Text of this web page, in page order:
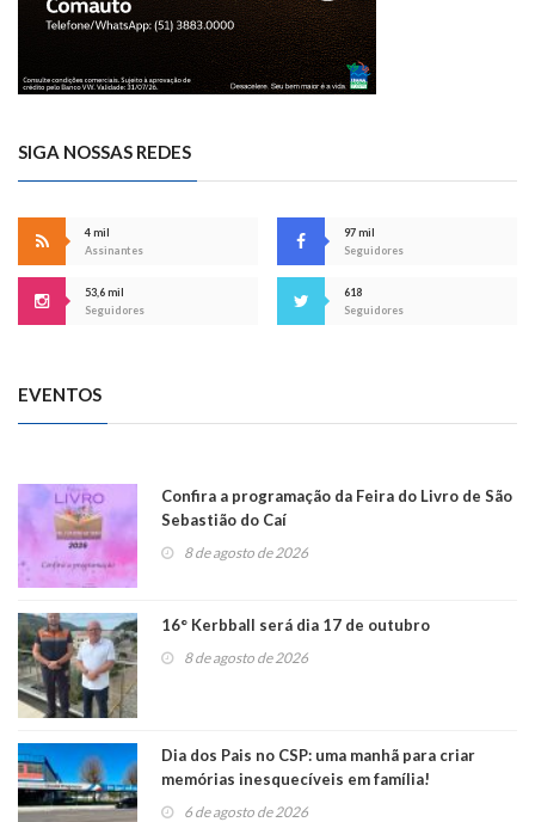
SIGA NOSSAS REDES
4 mil
Assinantes
97 mil
Seguidores
53,6 mil
Seguidores
618
Seguidores
EVENTOS
Confira a programação da Feira do Livro de São
Sebastião do Caí
8 de agosto de 2026
16° Kerbball será dia 17 de outubro
8 de agosto de 2026
Dia dos Pais no CSP: uma manhã para criar
memórias inesquecíveis em família!
6 de agosto de 2026